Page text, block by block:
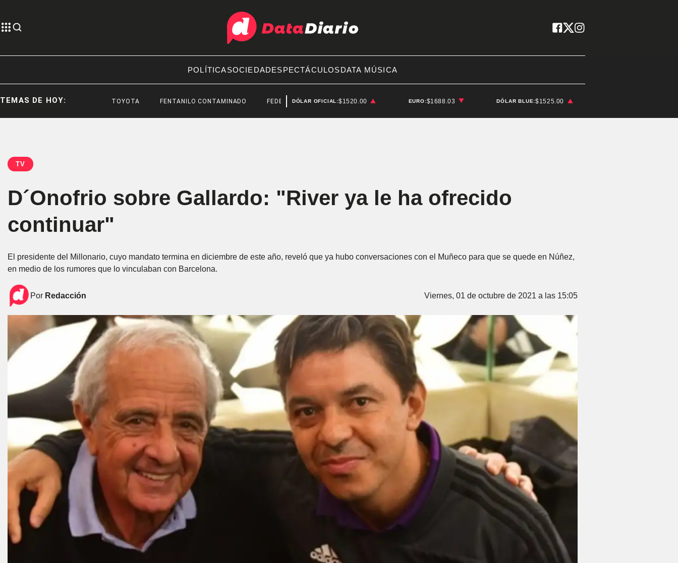
POLÍTICASOCIEDADESPECTÁCULOSDATA MÚSICA
TEMAS DE HOY: TOYOTA FENTANILO CONTAMINADO FEDERICO STURZENEGGER
DÓLAR OFICIAL:$1520.00 EURO:$1688.03 DÓLAR BLUE:$1525.00
TV
D´Onofrio sobre Gallardo: "River ya le ha ofrecido
continuar"
El presidente del Millonario, cuyo mandato termina en diciembre de este año, reveló que ya hubo conversaciones con el Muñeco para que se quede en Núñez,
en medio de los rumores que lo vinculaban con Barcelona.
Por Redacción Viernes, 01 de octubre de 2021 a las 15:05